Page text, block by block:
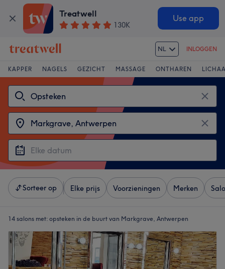
Treatwell
130K
Use app
NL INLOGGEN
KAPPER NAGELS GEZICHT MASSAGE ONTHAREN
Sorteer op Elke prijs Voorzieningen Merken
14 salons met: opsteken in de buurt van Markgrave, Antwerpen